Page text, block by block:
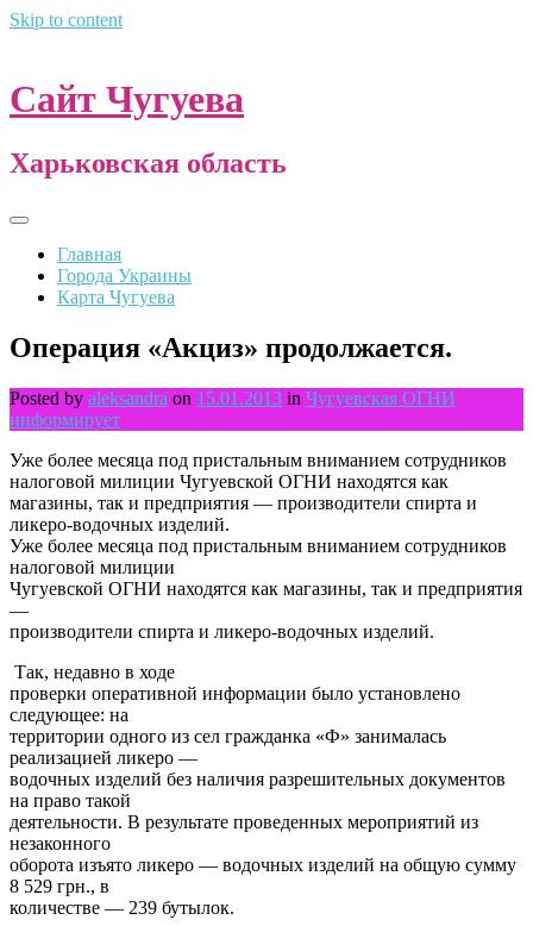
Skip to content
Сайт Чугуева
Харьковская область
Главная
Города Украины
Карта Чугуева
Операция «Акциз» продолжается.
Posted by aleksandra on 15.01.2013 in Чугуевская ОГНИ
информирует
Уже более месяца под пристальным вниманием сотрудников
налоговой милиции Чугуевской ОГНИ находятся как
магазины, так и предприятия — производители спирта и
ликеро-водочных изделий.
Уже более месяца под пристальным вниманием сотрудников
налоговой милиции
Чугуевской ОГНИ находятся как магазины, так и предприятия
—
производители спирта и ликеро-водочных изделий.
Так, недавно в ходе
проверки оперативной информации было установлено
следующее: на
территории одного из сел гражданка «Ф» занималась
реализацией ликеро —
водочных изделий без наличия разрешительных документов
на право такой
деятельности. В результате проведенных мероприятий из
незаконного
оборота изъято ликеро — водочных изделий на общую сумму
8 529 грн., в
количестве — 239 бутылок.